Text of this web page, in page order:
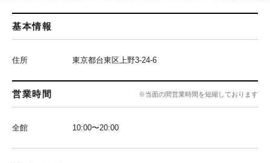
基本情報
住所 東京都台東区上野3-24-6
営業時間 ※当面の間営業時間を短縮しております
全館 10:00〜20:00